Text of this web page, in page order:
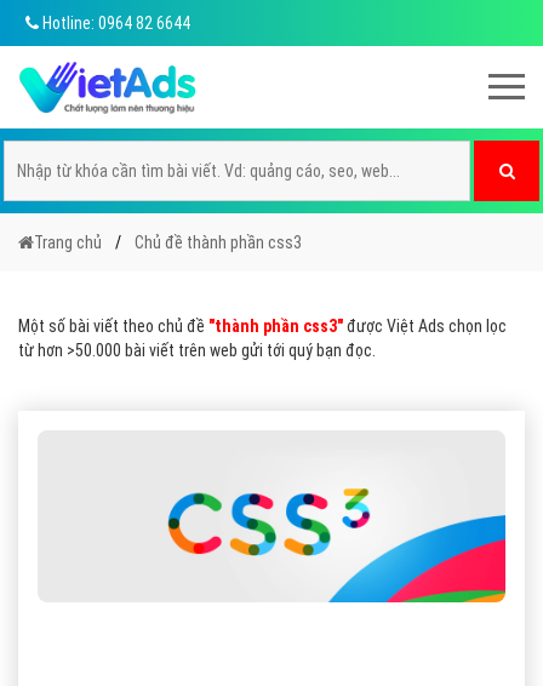
Hotline: 0964 82 6644
Trang chủ Chủ đề thành phần css3
Một số bài viết theo chủ đề "thành phần css3"được Việt Ads chọn lọc
từ hơn >50.000 bài viết trên web gửi tới quý bạn đọc.